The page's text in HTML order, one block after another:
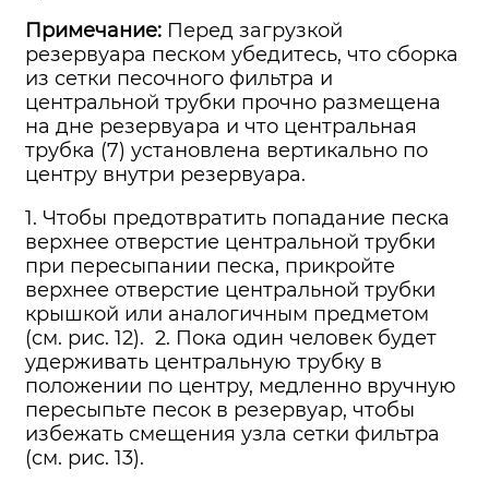
Примечание: Перед загрузкой
резервуара песком убедитесь, что сборка
из сетки песочного фильтра и
центральной трубки прочно размещена
на дне резервуара и что центральная
трубка (7) установлена вертикально по
центру внутри резервуара.
1. Чтобы предотвратить попадание песка
верхнее отверстие центральной трубки
при пересыпании песка, прикройте
верхнее отверстие центральной трубки
крышкой или аналогичным предметом
(см. рис. 12). 2. Пока один человек будет
удерживать центральную трубку в
положении по центру, медленно вручную
пересыпьте песок в резервуар, чтобы
избежать смещения узла сетки фильтра
(см. рис. 13).